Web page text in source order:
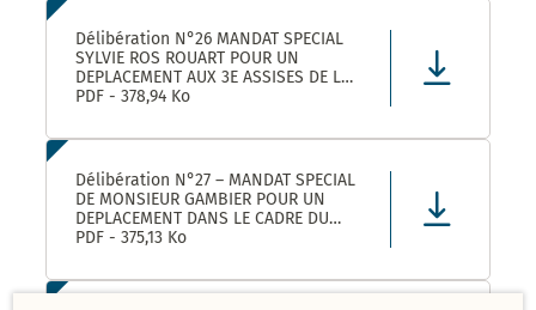
Délibération N°26 MANDAT SPECIAL
SYLVIE ROS ROUART POUR UN
DEPLACEMENT AUX 3E ASSISES DE LA
VOIE D’ARLES A ARLES
PDF - 378,94 Ko
Délibération N°27 – MANDAT SPECIAL
DE MONSIEUR GAMBIER POUR UN
DEPLACEMENT DANS LE CADRE DU
FORUM DES ELUS INFO JEUNES A
PDF - 375,13 Ko